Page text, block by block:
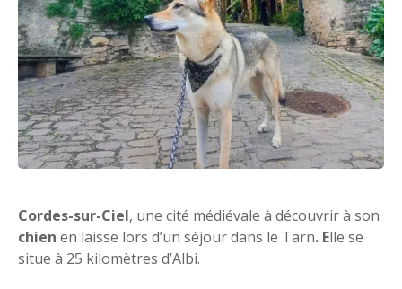
Cordes-sur-Ciel, une cité médiévale à découvrir à son
chien en laisse lors d’un séjour dans le Tarn. Elle se
situe à 25 kilomètres d’Albi.